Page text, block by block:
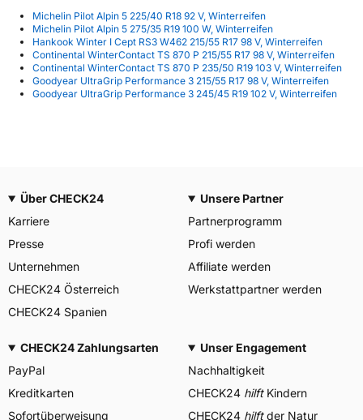
Michelin Pilot Alpin 5 225/40 R18 92 V, Winterreifen
Michelin Pilot Alpin 5 275/35 R19 100 W, Winterreifen
Hankook Winter I Cept RS3 W462 215/55 R17 98 V, Winterreifen
Continental WinterContact TS 870 P 215/55 R17 98 V, Winterreifen
Continental WinterContact TS 870 P 235/50 R19 103 V, Winterreifen
Goodyear UltraGrip Performance 3 215/55 R17 98 V, Winterreifen
Goodyear UltraGrip Performance 3 245/45 R19 102 V, Winterreifen
Über CHECK24
Karriere
Presse
Unternehmen
CHECK24 Österreich
CHECK24 Spanien
Unsere Partner
Partnerprogramm
Profi werden
Affiliate werden
Werkstattpartner werden
CHECK24 Zahlungsarten
PayPal
Kreditkarten
Sofortüberweisung
Unser Engagement
Nachhaltigkeit
CHECK24 hilftKindern
CHECK24 hilftder Natur